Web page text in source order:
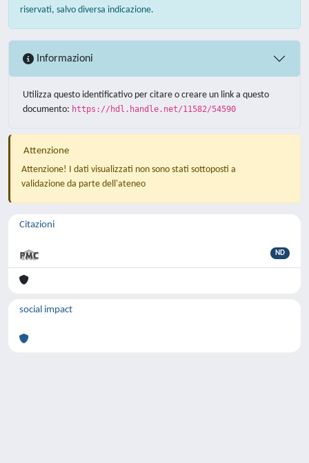
riservati, salvo diversa indicazione.
Informazioni
Utilizza questo identificativo per citare o creare un link a questo
documento: https://hdl.handle.net/11582/54590
Attenzione
Attenzione! I dati visualizzati non sono stati sottoposti a
validazione da parte dell'ateneo
Citazioni
ND
social impact